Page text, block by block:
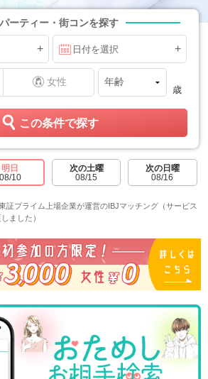
ーティー・街コンを探す
+ 日付を選択 +
女性
歳
この条件で探す
明日
08/10
次の土曜
08/15
次の日曜
08/16
証プライム上場企業が運営のIBJマッチング（サービス
ました）